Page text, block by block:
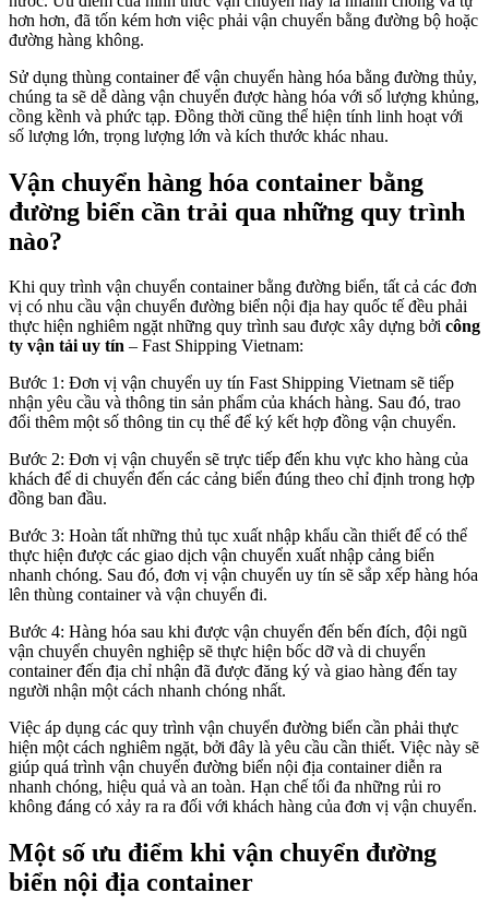
hơn hơn, đã tốn kém hơn việc phải vận chuyển bằng đường bộ hoặc
đường hàng không.
Sử dụng thùng container để vận chuyển hàng hóa bằng đường thủy,
chúng ta sẽ dễ dàng vận chuyển được hàng hóa với số lượng khủng,
cồng kềnh và phức tạp. Đồng thời cũng thể hiện tính linh hoạt với
số lượng lớn, trọng lượng lớn và kích thước khác nhau.
Vận chuyển hàng hóa container bằng
đường biển cần trải qua những quy trình
nào?
Khi quy trình vận chuyển container bằng đường biển, tất cả các đơn
vị có nhu cầu vận chuyển đường biển nội địa hay quốc tế đều phải
thực hiện nghiêm ngặt những quy trình sau được xây dựng bởi công
ty vận tải uy tín – Fast Shipping Vietnam:
Bước 1: Đơn vị vận chuyển uy tín Fast Shipping Vietnam sẽ tiếp
nhận yêu cầu và thông tin sản phẩm của khách hàng. Sau đó, trao
đổi thêm một số thông tin cụ thể để ký kết hợp đồng vận chuyển.
Bước 2: Đơn vị vận chuyển sẽ trực tiếp đến khu vực kho hàng của
khách để di chuyển đến các cảng biển đúng theo chỉ định trong hợp
đồng ban đầu.
Bước 3: Hoàn tất những thủ tục xuất nhập khẩu cần thiết để có thể
thực hiện được các giao dịch vận chuyển xuất nhập cảng biển
nhanh chóng. Sau đó, đơn vị vận chuyển uy tín sẽ sắp xếp hàng hóa
lên thùng container và vận chuyển đi.
Bước 4: Hàng hóa sau khi được vận chuyển đến bến đích, đội ngũ
vận chuyển chuyên nghiệp sẽ thực hiện bốc dỡ và di chuyển
container đến địa chỉ nhận đã được đăng ký và giao hàng đến tay
người nhận một cách nhanh chóng nhất.
Việc áp dụng các quy trình vận chuyển đường biển cần phải thực
hiện một cách nghiêm ngặt, bởi đây là yêu cầu cần thiết. Việc này sẽ
giúp quá trình vận chuyển đường biển nội địa container diễn ra
nhanh chóng, hiệu quả và an toàn. Hạn chế tối đa những rủi ro
không đáng có xảy ra ra đối với khách hàng của đơn vị vận chuyển.
Một số ưu điểm khi vận chuyển đường
biển nội địa container